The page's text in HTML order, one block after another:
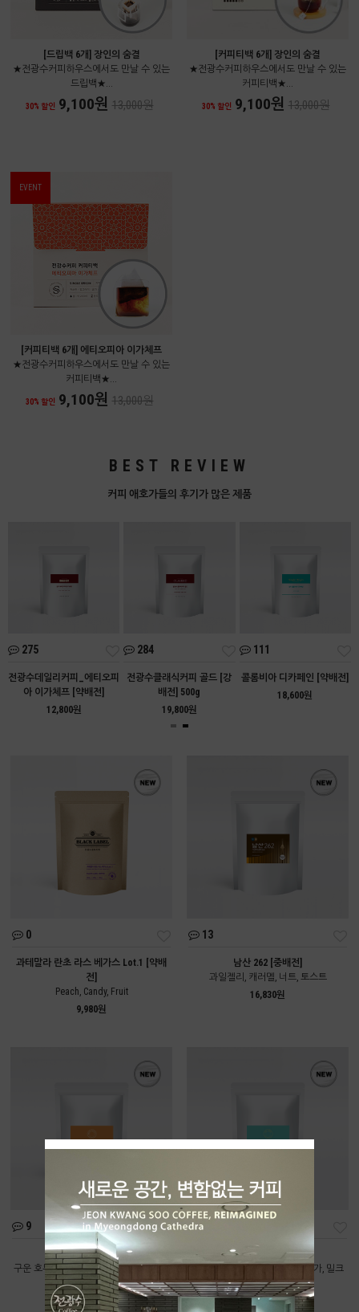
[드립백 6개] 장인의 숨결
★전광수커피하우스에서도 만날 수 있는
드립백★...
30% 할인 9,100원 13,000원
[커피티백 6개] 장인의 숨결
★전광수커피하우스에서도 만날 수 있는
커피티백★...
30% 할인 9,100원 13,000원
EVENT
[커피티백 6개] 에티오피아 이가체프
★전광수커피하우스에서도 만날 수 있는
커피티백★...
30% 할인 9,100원 13,000원
BEST REVIEW
커피 애호가들의 후기가 많은 제품
275
전광수데일리커피_에티오피
아 이가체프 [약배전]
12,800원
284
전광수클래식커피 골드 [강
배전] 500g
19,800원
111
콜롬비아 디카페인 [약배전]
18,600원
0
과테말라 란초 라스 베가스 Lot.1 [약배
전]
Peach, Candy, Fruit
9,980원
13
남산 262 [중배전]
과일젤리, 캐러멜, 너트, 토스트
16,830원
9
딥너티 [중배전]
구운 호두, 카카오닙스, 다크초콜릿, 브라
운 슈가
9,550원
11
올데이 [중배전]
구운 곡물, 볶은 땅콩, 브라운 슈가, 밀크
초콜릿
8,220원